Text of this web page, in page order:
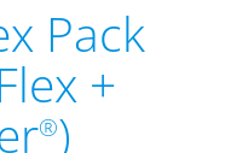
Pack
Flex +
®)